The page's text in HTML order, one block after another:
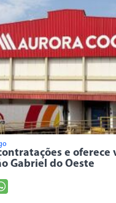
e oferece
Gabriel do Oeste